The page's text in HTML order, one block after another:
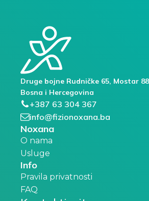
Druge bojne Rudničke 65, Mostar
Bosna i Hercegovina
+387 63 304 367
info@fizionoxana.ba
Noxana
O nama
Usluge
Info
Pravila privatnosti
FAQ